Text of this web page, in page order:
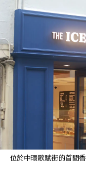
位於中環歌賦街的首間